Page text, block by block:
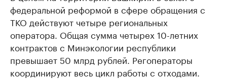
федеральной реформой в сфере обращения с
ТКО действуют четыре региональных
оператора. Общая сумма четырех 10-летних
контрактов с Минэкологии республики
превышает 50 млрд рублей. Регоператоры
координируют весь цикл работы с отходами.